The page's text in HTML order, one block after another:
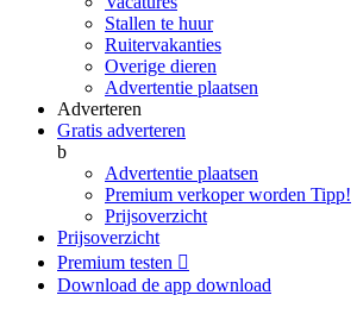
Stallen te huur
Ruitervakanties
Overige dieren
Advertentie plaatsen
Adverteren
Gratis adverteren
b
Advertentie plaatsen
Premium verkoper worden Tipp!
Prijsoverzicht
Prijsoverzicht
Premium testen 
Download de app download